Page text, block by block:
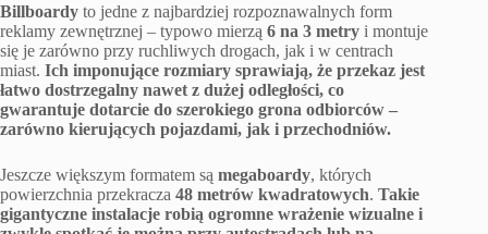
Billboardy to jedne z najbardziej rozpoznawalnych form
reklamy zewnętrznej – typowo mierzą 6 na 3 metry i montuje
się je zarówno przy ruchliwych drogach, jak i w centrach
miast. Ich imponujące rozmiary sprawiają, że przekaz jest
łatwo dostrzegalny nawet z dużej odległości, co
gwarantuje dotarcie do szerokiego grona odbiorców –
zarówno kierujących pojazdami, jak i przechodniów.
Jeszcze większym formatem są megaboardy, których
powierzchnia przekracza 48 metrów kwadratowych. Takie
gigantyczne instalacje robią ogromne wrażenie wizualne i